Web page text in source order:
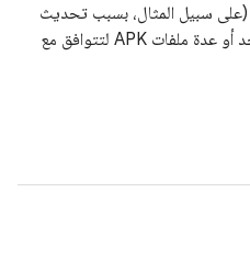
(على سبيل المثال، بسبب تحديث
النظام) أو عند تعديل ملف APK واحد أو عدة ملفات APK لتتوافق مع